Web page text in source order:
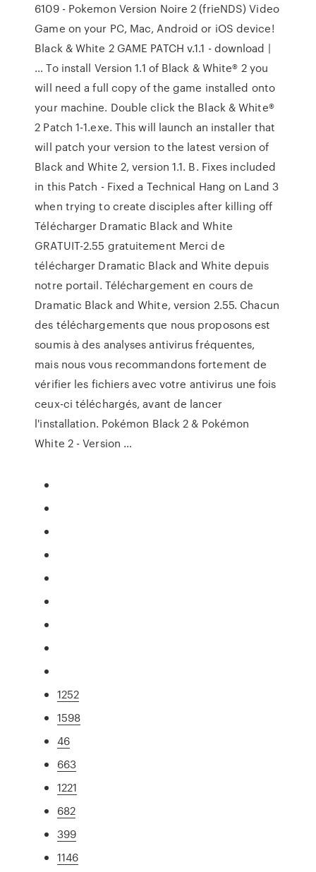
6109 - Pokemon Version Noire 2 (frieNDS) Video
Game on your PC, Mac, Android or iOS device!
Black & White 2 GAME PATCH v.1.1 - download |
… To install Version 1.1 of Black & White® 2 you
will need a full copy of the game installed onto
your machine. Double click the Black & White®
2 Patch 1-1.exe. This will launch an installer that
will patch your version to the latest version of
Black and White 2, version 1.1. B. Fixes included
in this Patch - Fixed a Technical Hang on Land 3
when trying to create disciples after killing off
Télécharger Dramatic Black and White
GRATUIT-2.55 gratuitement Merci de
télécharger Dramatic Black and White depuis
notre portail. Téléchargement en cours de
Dramatic Black and White, version 2.55. Chacun
des téléchargements que nous proposons est
soumis à des analyses antivirus fréquentes,
mais nous vous recommandons fortement de
vérifier les fichiers avec votre antivirus une fois
ceux-ci téléchargés, avant de lancer
l'installation. Pokémon Black 2 & Pokémon
White 2 - Version …
1252
1598
46
663
1221
682
399
1146